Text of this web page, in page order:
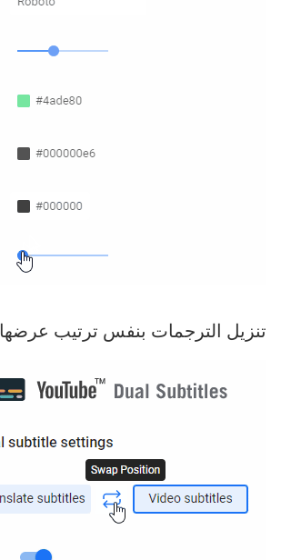
تنزيل الترجمات بنفس ترتيب عرضها